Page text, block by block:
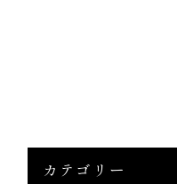
カテゴリー